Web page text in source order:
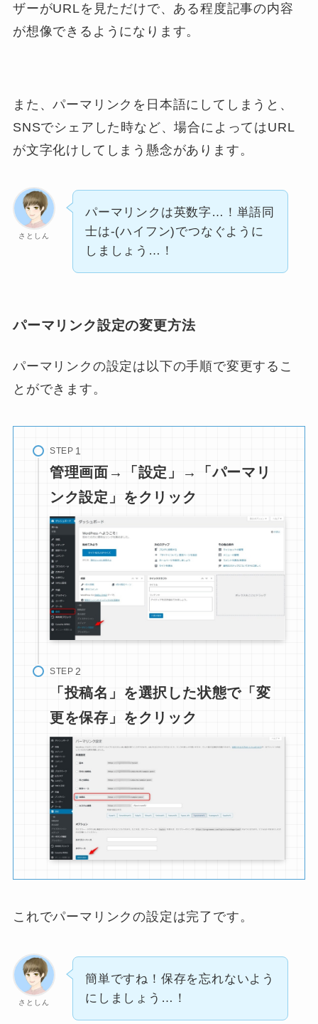
ザーがURLを見ただけで、ある程度記事の内容
が想像できるようになります。
また、パーマリンクを日本語にしてしまうと、
SNSでシェアした時など、場合によってはURL
が文字化けしてしまう懸念があります。
さとしん
パーマリンクは英数字…！単語同
士は-(ハイフン)でつなぐように
しましょう…！
パーマリンク設定の変更方法
パーマリンクの設定は以下の手順で変更するこ
とができます。
STEP
管理画面→「設定」→「パーマリ
ンク設定」をクリック
STEP
「投稿名」を選択した状態で「変
更を保存」をクリック
これでパーマリンクの設定は完了です。
さとしん
簡単ですね！保存を忘れないよう
にしましょう…！